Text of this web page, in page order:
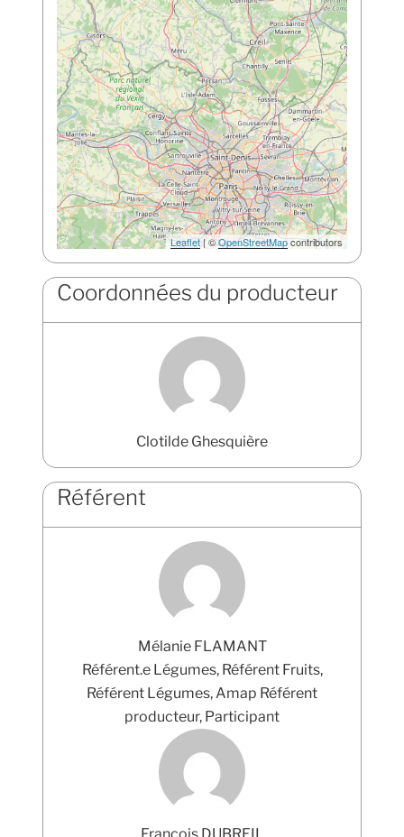
Leaflet| ©OpenStreetMapcontributors
Coordonnées du producteur
Clotilde Ghesquière
Référent
Mélanie FLAMANT
Référent.e Légumes, Référent Fruits,
Référent Légumes, Amap Référent
producteur, Participant
François DUBREIL